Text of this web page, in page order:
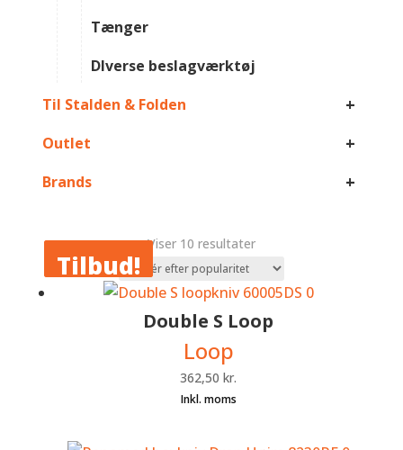
Tænger
DIverse beslagværktøj
Til Stalden & Folden
+
Outlet +
Brands +
Viser 10 resultaterSorteret
efter
popularitet
Double S Loop
Loop
362,50kr.
Tilbud!
Tilbud!